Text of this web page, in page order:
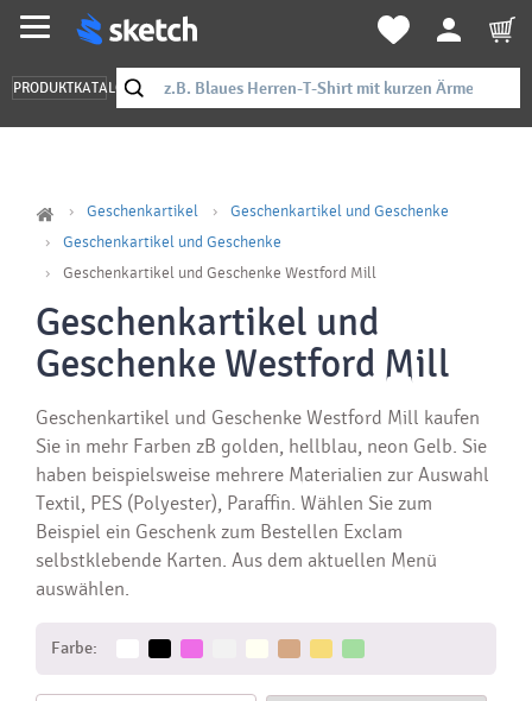
PRODUKTKATALOG
Geschenkartikel
Geschenkartikel und Geschenke
Geschenkartikel und Geschenke
Geschenkartikel und Geschenke Westford Mill
Geschenkartikel und
Geschenke Westford Mill
Geschenkartikel und Geschenke Westford Mill kaufen
Sie in mehr Farben zB golden, hellblau, neon Gelb. Sie
haben beispielsweise mehrere Materialien zur Auswahl
Textil, PES (Polyester), Paraffin. Wählen Sie zum
Beispiel ein Geschenk zum Bestellen Exclam
selbstklebende Karten. Aus dem aktuellen Menü
auswählen.
Farbe: